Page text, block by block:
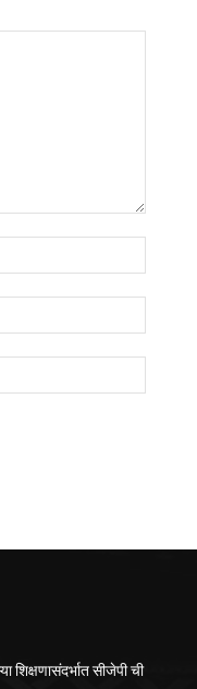
शिक्षणासंदर्भात सीजेपी ची